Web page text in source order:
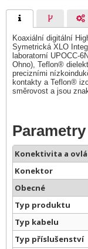
Koaxiální digitální
Symetrická XLO
laboratorní UPOCC-
Ohno), Teflon®
precizními
kontakty a Teflon®
směrovost a jsou
Parametry
Konektivita a
Konektor
Obecné
Typ produktu
Typ kabelu
Typ příslušenství